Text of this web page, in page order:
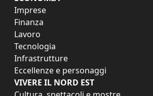
Imprese
Finanza
Lavoro
Tecnologia
Infrastrutture
Eccellenze e personaggi
VIVERE IL NORD EST